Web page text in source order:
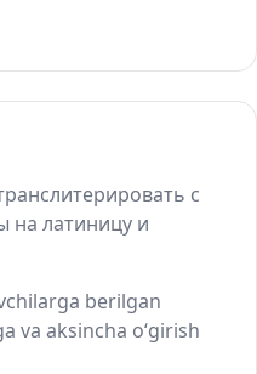
с
на латиницу и
berilgan
va aksincha o‘girish